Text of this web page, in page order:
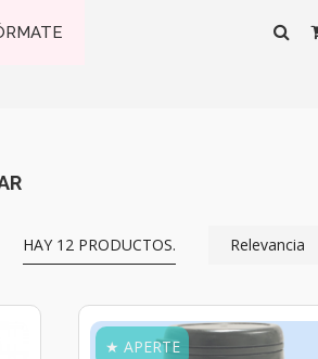
HAY 12 PRODUCTOS. Relevancia
★ APERTE